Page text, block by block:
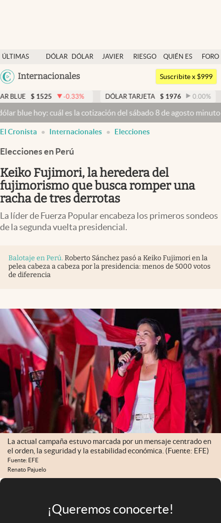
ÚLTIMAS
NOTICIAS
DÓLAR
DÓLAR
JAVIER
RIESGO
QUIÉN ES
QUIÉN
FORO
Argentina
México
Internacionales
Dólar
Members
Economía y Política
Finanzas y Mercados
Mercados Online
Negocios
Columnistas
Otras secciones
Infotechnology
Clima
El Cronista Studio
Mediakit
abre en nueva pestaña
Argentina
Suscribite x $999
-0.33% DÓLAR TARJETA $ 1976 0.00 % DÓLAR
cuál es la cotización del sábado 8 de agosto minuto a minuto
El Cronista Internacionales Elecciones
Elecciones en Perú
Keiko Fujimori, la heredera del
fujimorismo que busca romper una
racha de tres derrotas
La líder de Fuerza Popular encabeza los primeros sondeos
de la segunda vuelta presidencial.
Balotaje en Perú. Roberto Sánchez pasó a Keiko Fujimori en la
pelea cabeza a cabeza por la presidencia: menos de 5000 votos
de diferencia
La actual campaña estuvo marcada por un mensaje centrado en
el orden, la seguridad y la estabilidad económica. (Fuente: EFE)
Fuente: EFE
Renato Pajuelo
¡Queremos conocerte!